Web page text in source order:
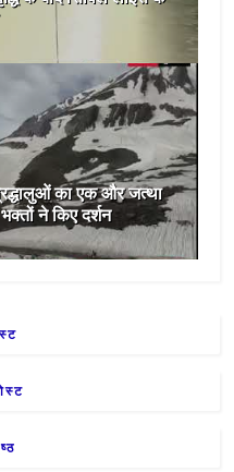
का एक और जत्था
ने किए दर्शन